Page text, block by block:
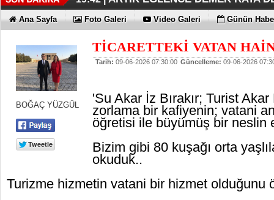
19:38 |İŞTE OYAK ÇİMENTO FARKI
19:36 |HER YÖNÜYLE MAXİMUM
19:30 |ÜÇÜNCÜ KEZ BULUTLARIN
19:27 |HOMEPORT STRATEJİSİ
SAĞLIYOR
07:09 |İŞTE O 500
Ana Sayfa Foto Galeri Video Galeri Günün
BOĞAÇ YÜZGÜL
TİCARETTEKİ VATAN
Tarih: 09-06-2026 07:30:00 Güncelleme: 09-06-2026
'Su Akar İz Bırakır; Turist Akar
zorlama bir kafiyenin; vatani
öğretisi ile büyümüş bir neslin
Bizim gibi 80 kuşağı orta
okuduk..
Turizme hizmetin vatani bir hizmet olduğunu